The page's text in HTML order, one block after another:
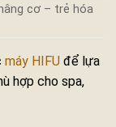
cơ – trẻ hóa
máy HIFU để lựa
hợp cho spa,